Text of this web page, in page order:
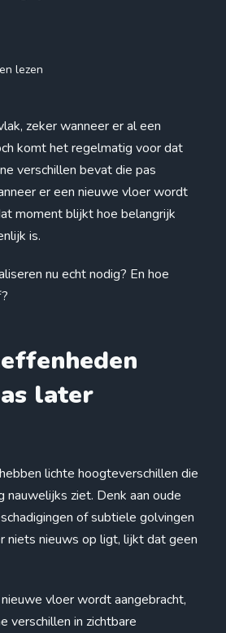
lezen
zeker wanneer er al een
komt het regelmatig voor dat
verschillen bevat die pas
er een nieuwe vloer wordt
moment blijkt hoe belangrijk
is.
nu echt nodig? En hoe
later
lichte hoogteverschillen die
ziet. Denk aan oude
of subtiele golvingen
niets nieuws op ligt, lijkt dat geen
vloer wordt aangebracht,
verschillen in zichtbare